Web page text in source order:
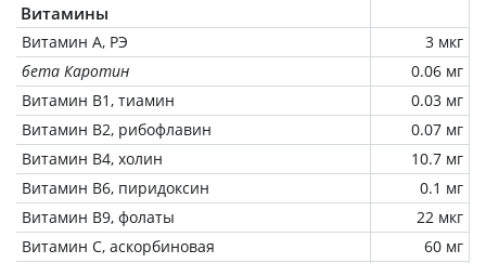
Витамины
Витамин А, РЭ
3 мкг
бета Каротин
0.06 мг
Витамин В1, тиамин
0.03 мг
Витамин В2, рибофлавин
0.07 мг
Витамин В4, холин
10.7 мг
Витамин В6, пиридоксин
0.1 мг
Витамин В9, фолаты
22 мкг
Витамин C, аскорбиновая
60 мг